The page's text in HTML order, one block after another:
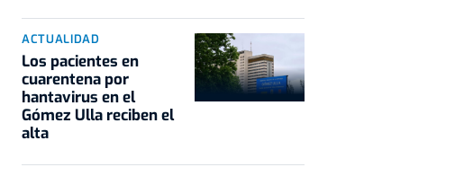
ACTUALIDAD
Los pacientes en
cuarentena por
hantavirus en el
Gómez Ulla reciben el
alta